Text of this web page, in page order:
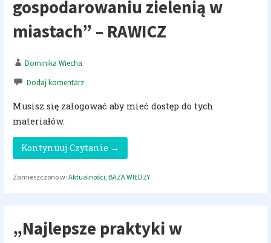
gospodarowaniu zielenią w
miastach” – RAWICZ
Dominika Wiecha
Dodaj komentarz
Musisz się zalogować aby mieć dostęp do tych
materiałów.
Kontynuuj Czytanie →
Zamieszczono w: Aktualności, BAZA WIEDZY
„Najlepsze praktyki w